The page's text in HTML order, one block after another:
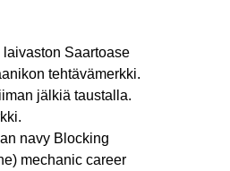
Saartoase
tehtävämerkki.
jälkiä taustalla.
navy Blocking
mechanic career